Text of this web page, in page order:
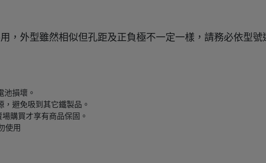
用，外型雖然相似但孔距及正負極不一定一樣，請務必依型號
池損壞。
避免吸到其它鐵製品。
購買才享有商品保固。
使用